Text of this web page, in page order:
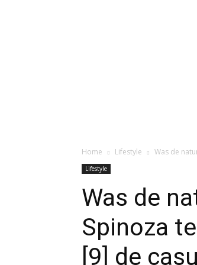
Home Lifestyle Was de
Lifestyle
Was de
Spinoza
[9] de